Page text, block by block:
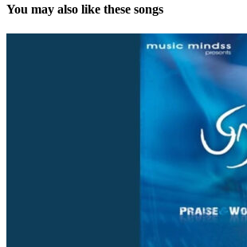
You may also like these songs